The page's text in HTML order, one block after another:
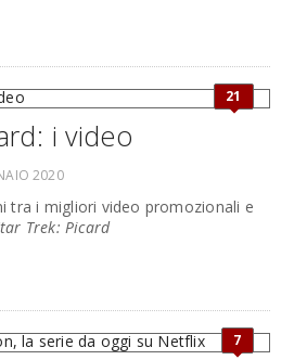
21
i video
2020
tra i migliori video promozionali e
Trek: Picard
7